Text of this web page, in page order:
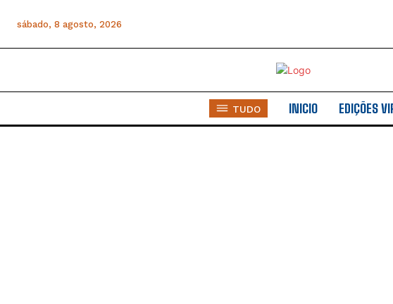
sábado, 8 agosto, 2026
TUDO INICIO EDIÇÕES